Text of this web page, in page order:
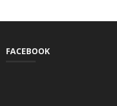
FACEBOOK